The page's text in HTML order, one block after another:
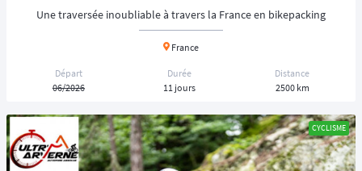
Une traversée inoubliable à travers la France en bikepacking
France
Départ
06/2026
Durée
11 jours
Distance
2500 km
CYCLISME